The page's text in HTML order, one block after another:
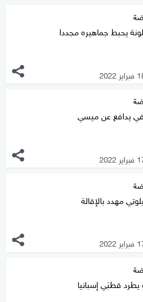
يحبط جماهيره مجددا
2022
يدافع عن ميسي
2022
مهدد بالإقالة
2022
يطرد قطبَي إسبانيا